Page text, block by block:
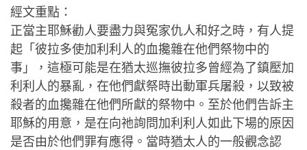
經文重點：
正當主耶穌勸人要盡力與冤家仇人和好之時，有人提
起「彼拉多使加利利人的血攙雜在他們祭物中的
事」，這極可能是在猶太巡撫彼拉多曾經為了鎮壓加
利利人的暴亂，在他們獻祭時出動軍兵屠殺，以致被
殺者的血攙雜在他們所獻的祭物中。至於他們告訴主
耶穌的用意，是在向祂詢問加利利人如此下場的原因
是否由於他們罪有應得。當時猶太人的一般觀念認